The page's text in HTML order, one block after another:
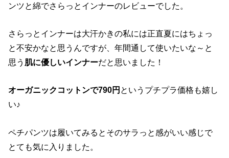
ンツと綿でさらっとインナーのレビューでした。
さらっとインナーは大汗かきの私には正直夏にはちょっ
と不安かなと思うんですが、年間通して使いたいな～と
思う 肌に優しいインナーだと思いました！
オーガニックコットンで790円 というプチプラ価格も嬉し
い♪
ペチパンツは履いてみるとそのサラっと感がいい感じで
とても気に入りました。